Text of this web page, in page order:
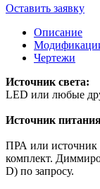
Оставить заявку
Описание
Чертежи
Источник света:
LED или любые
Источник
ПРА или источник
комплект.
D) по запросу.